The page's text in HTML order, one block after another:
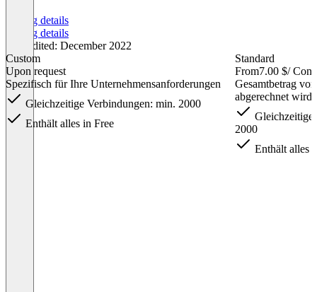
Pricing details
Pricing details
Last edited: December 2022
Custom
Upon request
Spezifisch für Ihre Unternehmensanforderungen
Gleichzeitige Verbindungen: min. 2000
Enthält alles in Free
Standard
From7.00 $/
Gesamtbetrag
abgerechnet wird
Gleichzeitige
2000
Enthält alles